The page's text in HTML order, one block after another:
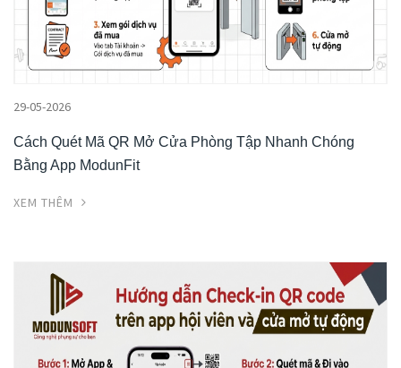
29-05-2026
Cách Quét Mã QR Mở Cửa Phòng Tập Nhanh Chóng
Bằng App ModunFit
XEM THÊM